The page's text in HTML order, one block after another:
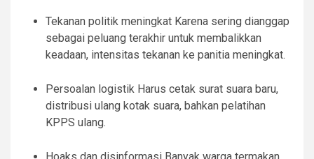
Tekanan politik meningkat Karena sering dianggap
sebagai peluang terakhir untuk membalikkan
keadaan, intensitas tekanan ke panitia meningkat.
Persoalan logistik Harus cetak surat suara baru,
distribusi ulang kotak suara, bahkan pelatihan
KPPS ulang.